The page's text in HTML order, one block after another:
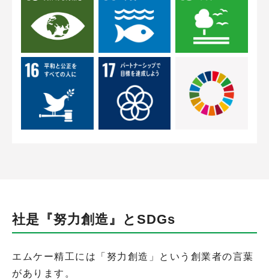
社是『努力創造』とSDGs
エムケー精工には「努力創造」という創業者の言葉
があります。